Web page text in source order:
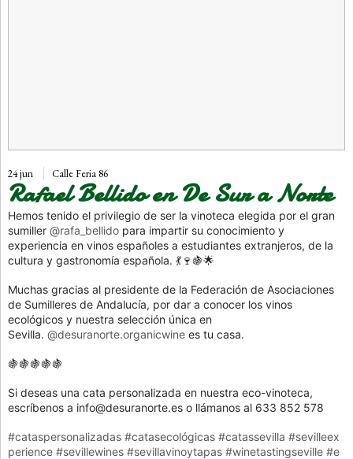
24 jun Calle Feria 86
Rafael Bellido en De Sur a Norte
Hemos tenido el privilegio de ser la vinoteca elegida por el gran
sumiller @rafa_bellido para impartir su conocimiento y
experiencia en vinos españoles a estudiantes extranjeros, de la
cultura y gastronomía española. 💃🍷🍇🌟
Muchas gracias al presidente de la Federación de Asociaciones
de Sumilleres de Andalucía, por dar a conocer los vinos
ecológicos y nuestra selección única en
Sevilla. @desuranorte.organicwine es tu casa.
🍇🍇🍇🍇🍇
Si deseas una cata personalizada en nuestra eco-vinoteca,
escríbenos a info@desuranorte.es o llámanos al 633 852 578
#cataspersonalizadas #catasecológicas #catassevilla #sevilleex
perience #sevillewines #sevillavinoytapas #winetastingseville #e